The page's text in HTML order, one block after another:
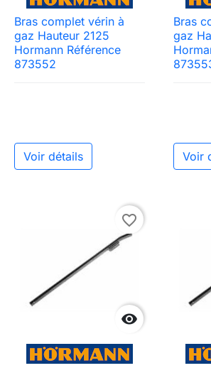
Bras complet vérin à
gaz Hauteur 2125
Hormann Référence
873552
Voir détails
Bras
gaz
Voir

favorite_border